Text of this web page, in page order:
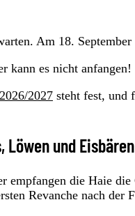
Am 18.
kann es nicht anfangen!
2027 steht fest, und
Löwen und Eisbären
empfangen die Haie
Revanche nach der